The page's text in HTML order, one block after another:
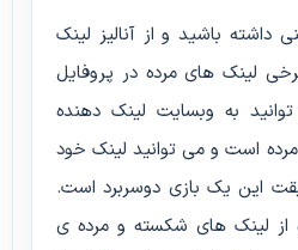
داشته باشید و از آنالیز لینک
لینک های مرده در پروفایل
به وبسایت لینک دهنده
است و می توانید لینک خود
این یک بازی دوسربرد است.
لینک های شکسته و مرده ی